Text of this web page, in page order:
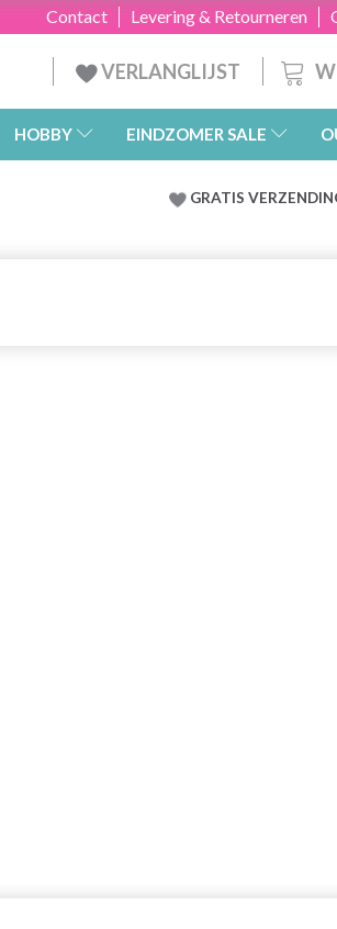
Levering & Retourneren
Contact
VERLANGLIJST
HOBBY EINDZOMER SALE
GRATIS